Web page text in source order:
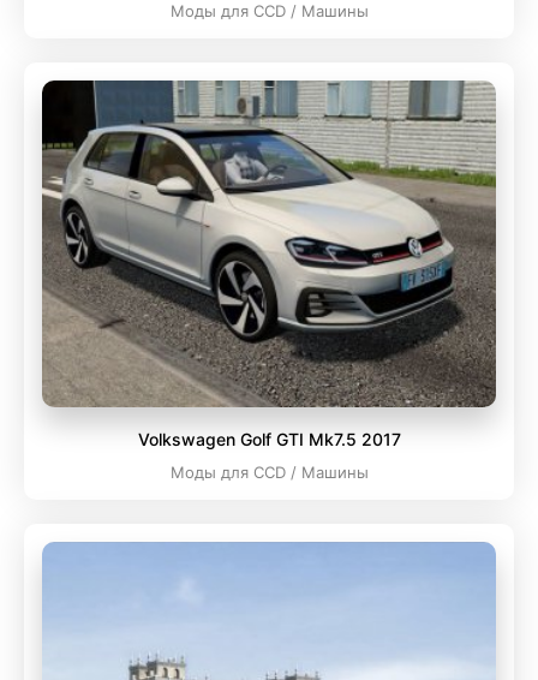
Моды для CCD / Машины
Volkswagen Golf GTI Mk7.5 2017
Моды для CCD / Машины